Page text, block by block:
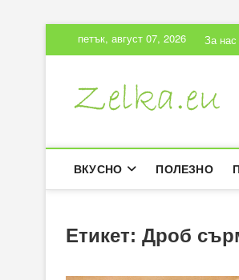
петък, август 07, 2026 За нас
ВКУСНО ПОЛЕЗНО
Етикет: Дроб